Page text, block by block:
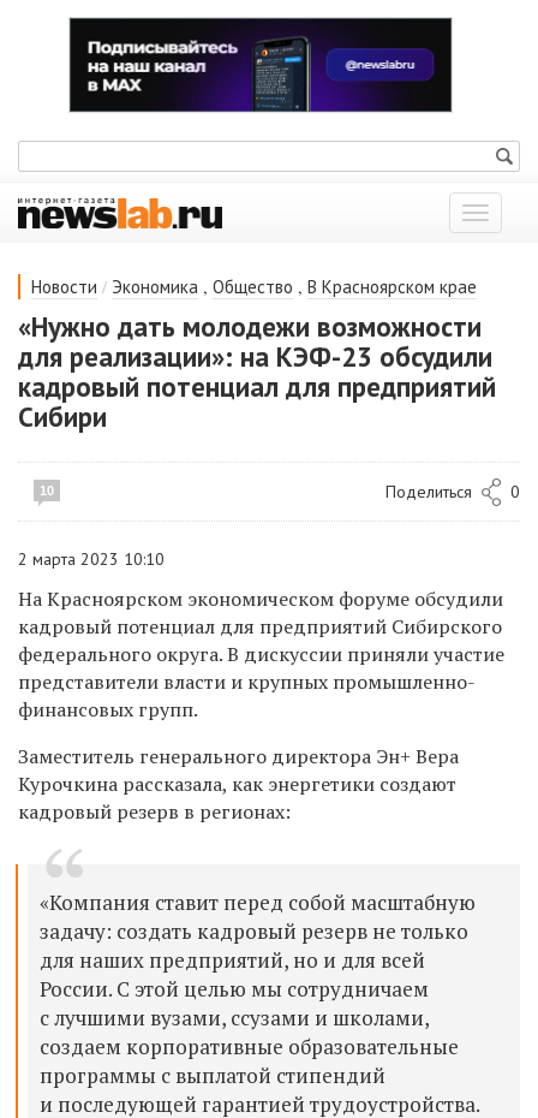
Показать
меню
Новости / Экономика , Общество , В Красноярском крае
«Нужно дать молодежи возможности
для реализации»: на КЭФ-23 обсудили
кадровый потенциал для предприятий
Сибири
10 Поделиться 0
2 марта 2023 10:10
На Красноярском экономическом форуме обсудили
кадровый потенциал для предприятий Сибирского
федерального округа. В дискуссии приняли участие
представители власти и крупных промышленно-
финансовых групп.
Заместитель генерального директора Эн+ Вера
Курочкина рассказала, как энергетики создают
кадровый резерв в регионах:
«Компания ставит перед собой масштабную
задачу: создать кадровый резерв не только
для наших предприятий, но и для всей
России. С этой целью мы сотрудничаем
с лучшими вузами, ссузами и школами,
создаем корпоративные образовательные
программы с выплатой стипендий
и последующей гарантией трудоустройства.